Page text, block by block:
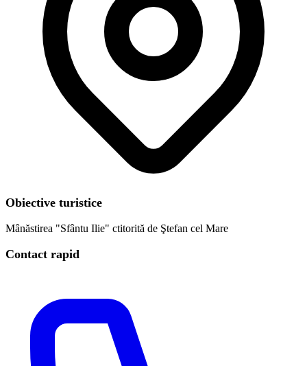
Obiective turistice
Mânăstirea "Sfântu Ilie" ctitorită de Ştefan cel Mare
Contact rapid